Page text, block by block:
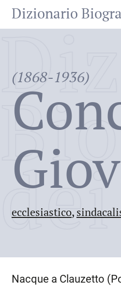
Dizionario
(1868-1936)
ecclesiastico,
Nacque a Clauzetto